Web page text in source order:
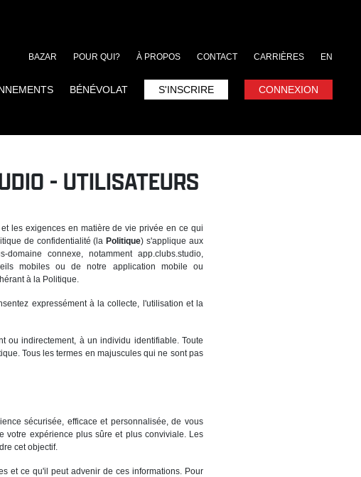
BAZAR POUR QUI? À PROPOS CONTACT CARRIÈRES EN
BÉNÉVOLAT S'INSCRIRE CONNEXION
- UTILISATEURS
les exigences en matière de vie privée en ce qui
de confidentialité (laPolitique) s'applique aux
connexe, notamment app.clubs.studio,
mobiles ou de notre application mobile ou
à la Politique.
expressément à la collecte, l'utilisation et la
ou indirectement, à un individu identifiable. Toute
Tous les termes en majuscules qui ne sont pas
sécurisée, efficace et personnalisée, de vous
votre expérience plus sûre et plus conviviale. Les
cet objectif.
et ce qu'il peut advenir de ces informations. Pour